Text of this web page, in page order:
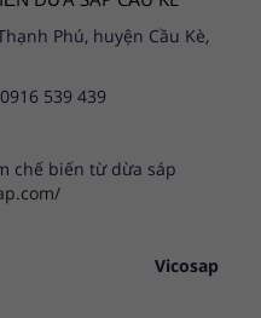
Phú, huyện Cầu Kè,
539 439
chế biến từ dừa sáp
Vicosap